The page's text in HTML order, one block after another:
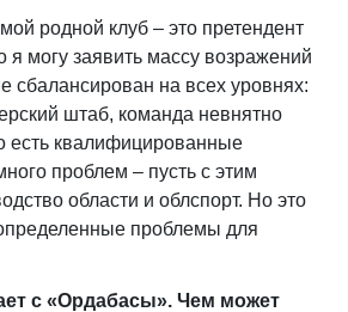
мой родной клуб – это претендент
я могу заявить массу возражений
сбалансирован на всех уровнях:
штаб, команда невнятно
есть квалифицированные
проблем – пусть с этим
области и облспорт. Но это
проблемы для
с «Ордабасы». Чем может